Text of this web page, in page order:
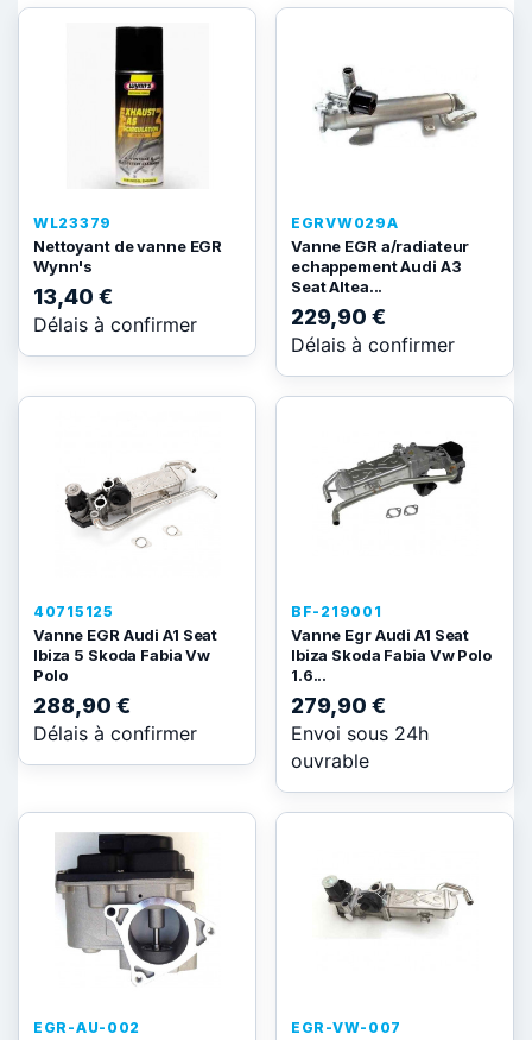
WL23379
Nettoyant de vanne EGR
Wynn's
13,40 €
Délais à confirmer
EGRVW029A
Vanne EGR a/radiateur
echappement Audi A3
Seat Altea...
229,90 €
Délais à confirmer
40715125
Vanne EGR Audi A1 Seat
Ibiza 5 Skoda Fabia Vw
Polo
288,90 €
Délais à confirmer
BF-219001
Vanne Egr Audi A1 Seat
Ibiza Skoda Fabia Vw Polo
1.6...
279,90 €
Envoi sous 24h
ouvrable
EGR-AU-002 EGR-VW-007